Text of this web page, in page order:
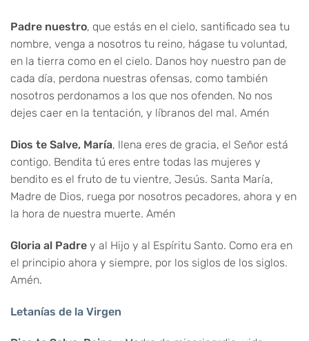
Padre nuestro, que estás en el cielo, santificado sea tu
nombre, venga a nosotros tu reino, hágase tu voluntad,
en la tierra como en el cielo. Danos hoy nuestro pan de
cada día, perdona nuestras ofensas, como también
nosotros perdonamos a los que nos ofenden. No nos
dejes caer en la tentación, y líbranos del mal. Amén
Dios te Salve, María, llena eres de gracia, el Señor está
contigo. Bendita tú eres entre todas las mujeres y
bendito es el fruto de tu vientre, Jesús. Santa María,
Madre de Dios, ruega por nosotros pecadores, ahora y en
la hora de nuestra muerte. Amén
Gloria al Padre y al Hijo y al Espíritu Santo. Como era en
el principio ahora y siempre, por los siglos de los siglos.
Amén.
Letanías de la Virgen